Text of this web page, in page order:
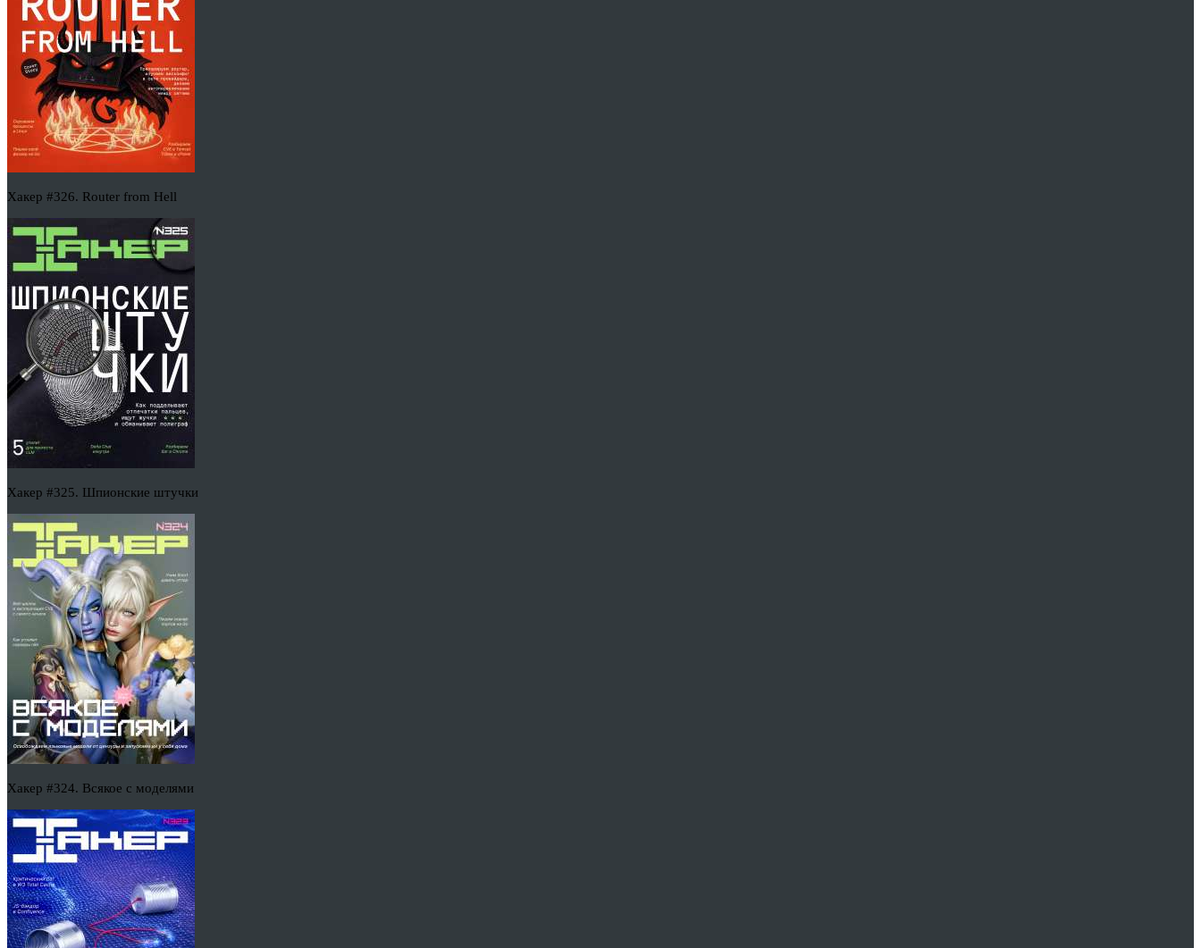
Хакер #326. Router from Hell
Хакер #325. Шпионские штучки
Хакер #324. Всякое с моделями